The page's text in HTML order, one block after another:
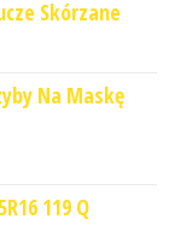
Skórzane
Na Maskę
119 Q